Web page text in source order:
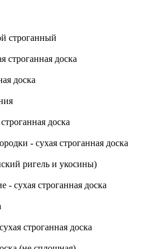
строганный
строганная доска
доска
доска
- сухая строганная доска
ригель и укосины)
сухая строганная доска
строганная доска